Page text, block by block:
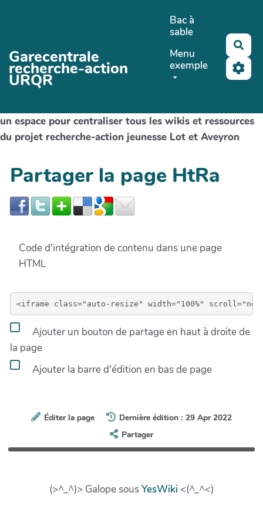
Garecentrale
recherche-action
URQR
Bac à
sable
Menu
exemple
un espace pour centraliser tous les wikis et ressources
du projet recherche-action jeunesse Lot et Aveyron
Partager la page HtRa
Code d'intégration de contenu dans une page
HTML
Ajouter un bouton de partage en haut à droite de
la page
Ajouter la barre d'édition en bas de page
Éditer la page
Dernière édition : 29 Apr 2022
Partager
(>^_^)> Galope sousYesWiki <(^_^<)